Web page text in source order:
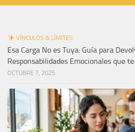
VÍNCULOS & LÍMITES
Esa Carga No es Tuya: Guía para
Responsabilidades Emocionales que
OCTUBRE 7, 2025